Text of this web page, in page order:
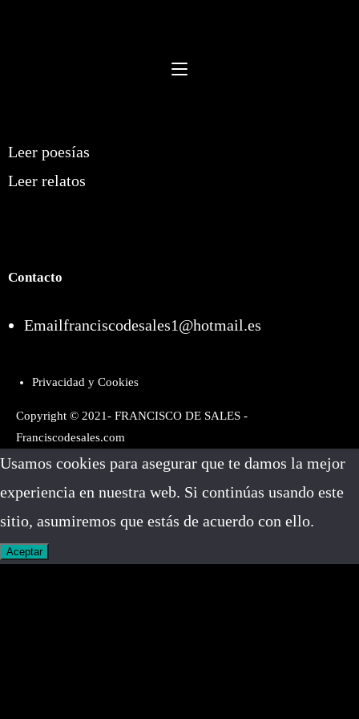
Leer poesías
Leer relatos
Contacto
Emailfranciscodesales1@hotmail.es
Privacidad y Cookies
Copyright © 2021- FRANCISCO DE SALES -
Franciscodesales.com
Usamos cookies para asegurar que te damos la mejor
experiencia en nuestra web. Si continúas usando este
sitio, asumiremos que estás de acuerdo con ello.
Aceptar